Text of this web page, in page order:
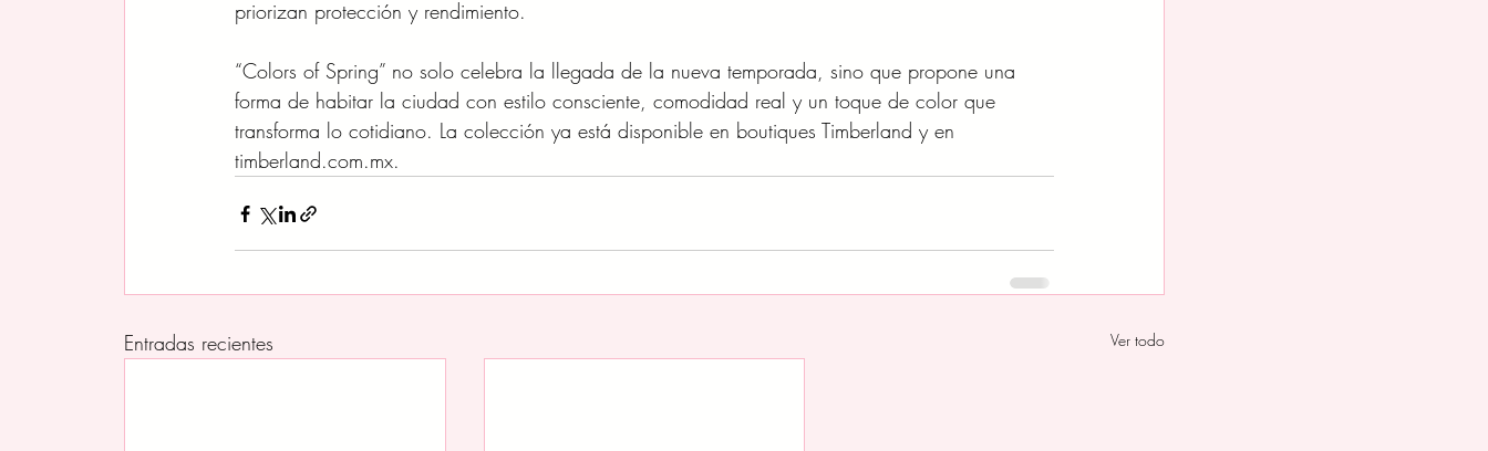
priorizan protección y rendimiento.
“Colors of Spring” no solo celebra la llegada de la nueva temporada, sino que propone una
forma de habitar la ciudad con estilo consciente, comodidad real y un toque de color que
transforma lo cotidiano. La colección ya está disponible en boutiques Timberland y en
timberland.com.mx.
Entradas recientes Ver todo